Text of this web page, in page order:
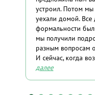
устроил. Потом мы
уехали домой. Все
формальности
мы получили
разным вопросам
И сейчас, когда
далее